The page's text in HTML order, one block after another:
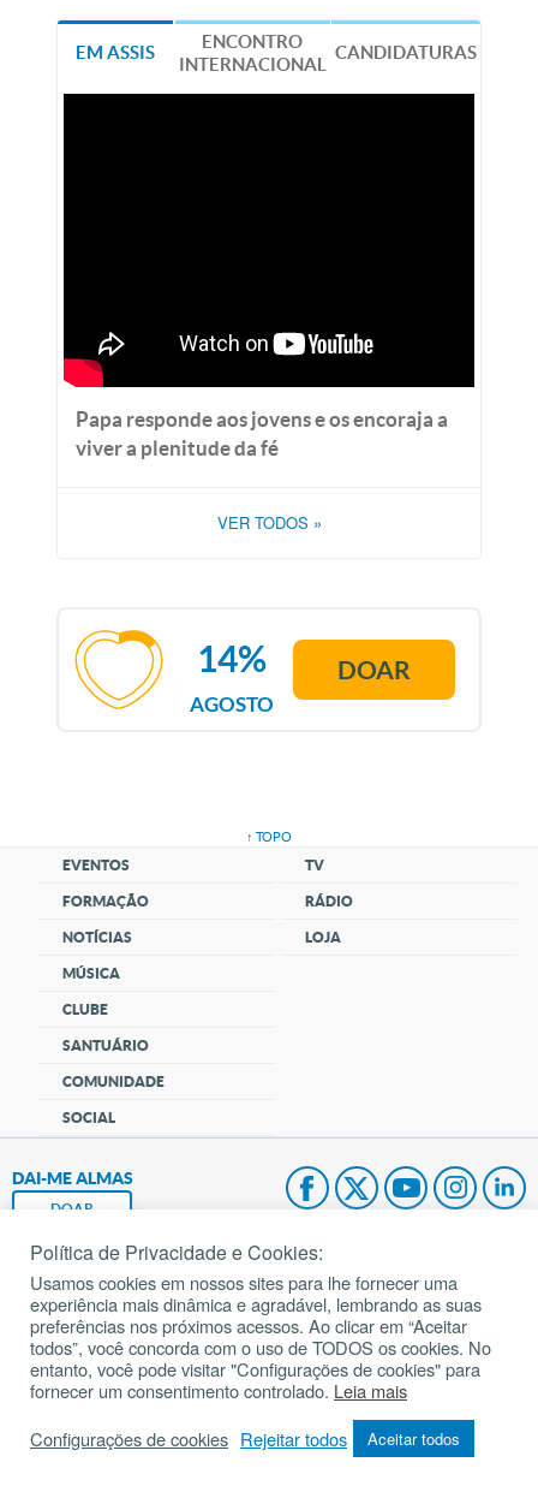
EM ASSIS
ENCONTRO
INTERNACIONAL
CANDIDATURAS
Papa responde aos jovens e os encoraja a
viver a plenitude da fé
VER TODOS »
AGOSTO
14% DOAR
↑ TOPO
EVENTOS
FORMAÇÃO
NOTÍCIAS
MÚSICA
CLUBE
SANTUÁRIO
COMUNIDADE
SOCIAL
TV
RÁDIO
LOJA
DAI-ME ALMAS
DOAR
Fundação João Paulo II
Pedido de Oração
Mapa do site
Todos os direitos reservados.
Política de Privacidade e Cookies:
Usamos cookies em nossos sites para lhe fornecer uma
experiência mais dinâmica e agradável, lembrando as suas
preferências nos próximos acessos. Ao clicar em “Aceitar
todos”, você concorda com o uso de TODOS os cookies. No
entanto, você pode visitar "Configurações de cookies" para
fornecer um consentimento controlado. Leia mais
Configurações de cookies Rejeitar todos Aceitar todos